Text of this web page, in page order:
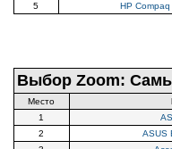
5
HP
Выбор Zoom:
Место
1
2
ASUS